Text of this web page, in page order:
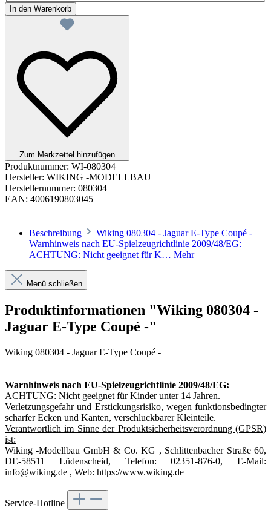
In den Warenkorb
Zum Merkzettel hinzufügen
Produktnummer: WI-080304
Hersteller: WIKING -MODELLBAU
Herstellernummer: 080304
EAN: 4006190803045
Beschreibung
Wiking 080304 - Jaguar E-Type Coupé -
Warnhinweis nach EU-Spielzeugrichtlinie 2009/48/EG:
ACHTUNG: Nicht geeignet für K… Mehr
Menü schließen
Produktinformationen "Wiking 080304 -
Jaguar E-Type Coupé -"
Wiking 080304 - Jaguar E-Type Coupé -
Warnhinweis nach EU-Spielzeugrichtlinie 2009/48/EG:
ACHTUNG: Nicht geeignet für Kinder unter 14 Jahren.
Verletzungsgefahr und Erstickungsrisiko, wegen funktionsbedingter
scharfer Ecken und Kanten, verschluckbarer Kleinteile.
Verantwortlich im Sinne der Produktsicherheitsverordnung (GPSR)
ist:
Wiking -Modellbau GmbH & Co. KG , Schlittenbacher Straße 60,
DE-58511 Lüdenscheid, Telefon: 02351-876-0, E-Mail:
info@wiking.de , Web: https://www.wiking.de
Service-Hotline